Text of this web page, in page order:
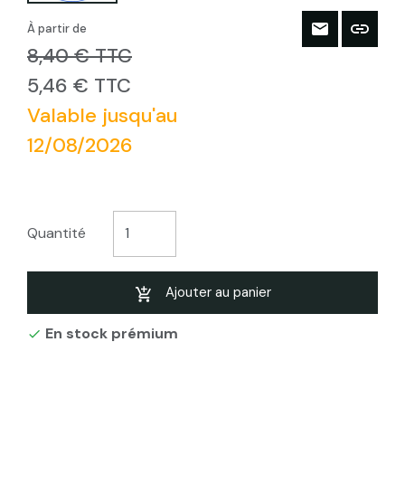
À partir de
8,40 € TTC
5,46 € TTC
Valable jusqu'au
12/08/2026
Quantité
Ajouter au panier
 En stock prémium